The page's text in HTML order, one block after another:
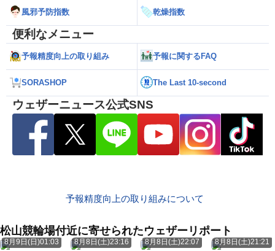
風邪予防指数 乾燥指数
便利なメニュー
予報精度向上の取り組み 予報に関するFAQ
SORASHOP The Last 10-second
ウェザーニュース公式SNS
予報精度向上の取り組みについて
松山競輪場付近に寄せられたウェザーリポート
8月9日(日)01:03 8月8日(土)23:16 8月8日(土)22:07 8月8日(土)21:21